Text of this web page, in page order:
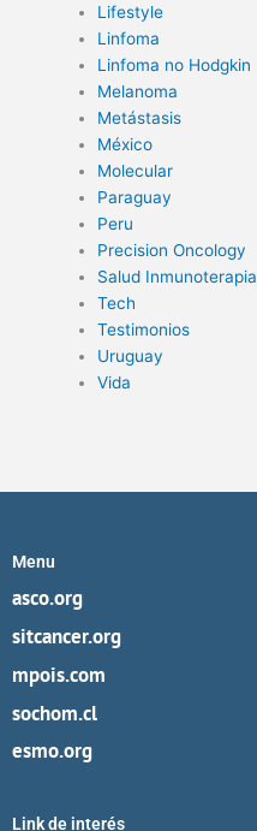
Lifestyle
Linfoma
Linfoma no Hodgkin
Melanoma
Metástasis
México
Molecular
Paraguay
Peru
Precision Oncology
Salud Inmunoterapia
Tech
Testimonios
Uruguay
Vida
Menu
asco.org
sitcancer.org
mpois.com
sochom.cl
esmo.org
Link de interés